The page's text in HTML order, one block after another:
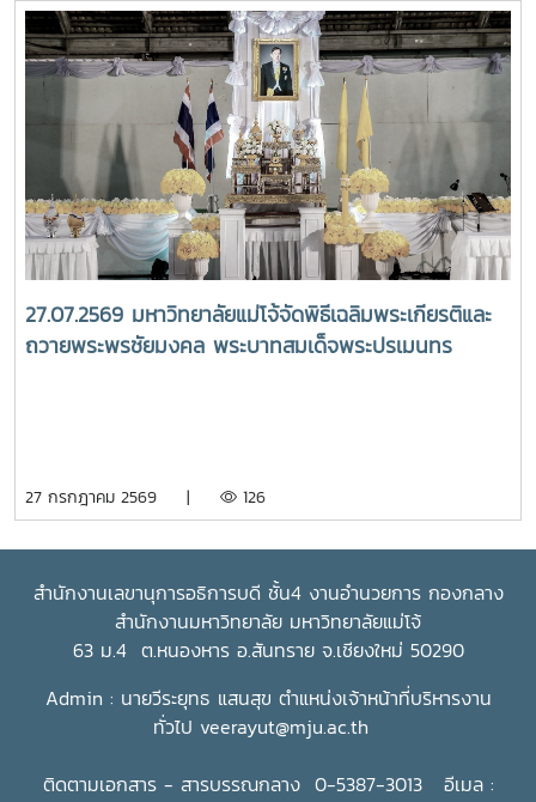
พระบรมราชชนนีพันปีหลวง ณ พระที่นั่งดุสิตมหาปราสาท
พระบรมมหาราชวัง และเข้ากราบถวายบังคมพระศพสมเด็จ
พระเจ้าลูกเธอ เจ้าฟ้าพัชรกิติยาภา นเรนทิราเทพยวดี กรมหลวง
ราชสาริณีสิริพัชร มหาวัชรราชธิดา ณ พระที่นั่งพิมานรัตยา
พระบรมมหาราชวังการเข้าร่วมพิธีในครั้งนี้ นับเป็นพระ
มหากรุณาธิคุณล้นเกล้าล้นกระหม่อมแก่คณะผู้บริหาร
มหาวิทยาลัย สมาคมศิษย์เก่า และบุคลากร มหาวิทยาลัยแม่โจ้ที่ได้
ร่วมแสดงความจงรักภักดี ถวายความอาลัยและน้อมรำลึกในพระ
มหากรุณาธิคุณอย่างหาที่สุดมิได้
27.07.2569 มหาวิทยาลัยแม่โจ้จัดพิธีเฉลิมพระเกียรติและ
ถวายพระพรชัยมงคล พระบาทสมเด็จพระปรเมนทร
27 กรกฎาคม 2569 | 126
สำนักงานเลขานุการอธิการบดี ชั้น4 งานอำนวยการ กองกลาง
สำนักงานมหาวิทยาลัย มหาวิทยาลัยแม่โจ้
63 ม.4 ต.หนองหาร อ.สันทราย จ.เชียงใหม่ 50290
Admin : นายวีระยุทธ แสนสุข ตำแหน่งเจ้าหน้าที่บริหารงาน
ทั่วไป veerayut@mju.ac.th
ติดตามเอกสาร - สารบรรณกลาง 0-5387-3013 อีเมล :